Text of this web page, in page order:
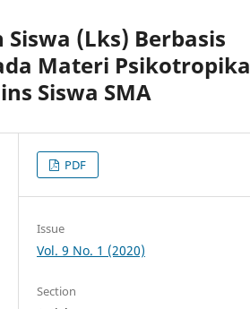
(Lks) Berbasis
Materi Psikotropika
Siswa SMA
PDF
Issue
Vol. 9 No. 1 (2020)
Section